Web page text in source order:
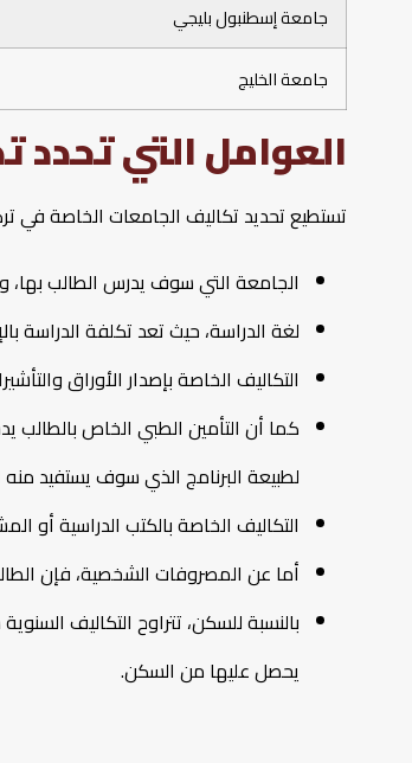
جامعة إسطنبول بليجي
جامعة الخليج
العوامل التي
تستطيع تحديد تكاليف الجامعات الخاصة في
الجامعة التي سوف يدرس الطالب
لغة الدراسة، حيث تعد تكلفة الدراسة
التكاليف الخاصة بإصدار الأوراق
كما أن التأمين الطبي الخاص
لطبيعة البرنامج الذي سوف يستفيد منه
التكاليف الخاصة بالكتب الدراسية أو
أما عن المصروفات الشخصية، فإن الطالب يحتاج ما بين 300 إلى 500 دولار أمريكي
يحصل عليها من السكن.